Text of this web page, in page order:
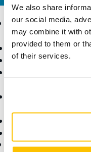
We also share
our social media,
may combine it with
provided to them or
of their services.
Termékek
Elektromos
Pormentes csiszolás
Támogatás